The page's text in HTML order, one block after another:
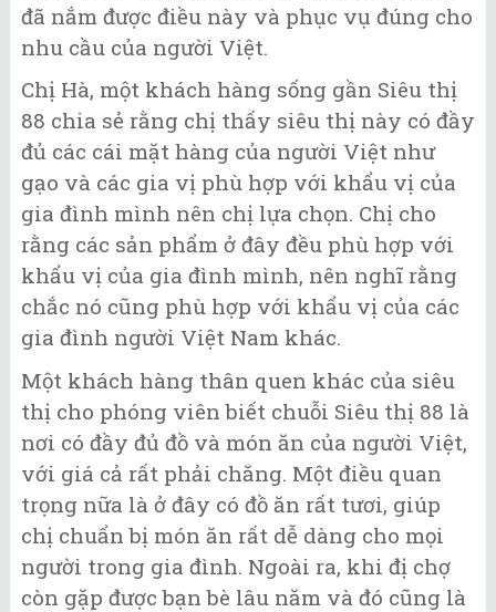
đã nắm được điều này và phục vụ đúng cho
nhu cầu của người Việt.
Chị Hà, một khách hàng sống gần Siêu thị
88 chia sẻ rằng chị thấy siêu thị này có đầy
đủ các cái mặt hàng của người Việt như
gạo và các gia vị phù hợp với khẩu vị của
gia đình mình nên chị lựa chọn. Chị cho
rằng các sản phẩm ở đây đều phù hợp với
khẩu vị của gia đình mình, nên nghĩ rằng
chắc nó cũng phù hợp với khẩu vị của các
gia đình người Việt Nam khác.
Một khách hàng thân quen khác của siêu
thị cho phóng viên biết chuỗi Siêu thị 88 là
nơi có đầy đủ đồ và món ăn của người Việt,
với giá cả rất phải chăng. Một điều quan
trọng nữa là ở đây có đồ ăn rất tươi, giúp
chị chuẩn bị món ăn rất dễ dàng cho mọi
người trong gia đình. Ngoài ra, khi đị chợ
còn gặp được bạn bè lâu năm và đó cũng là